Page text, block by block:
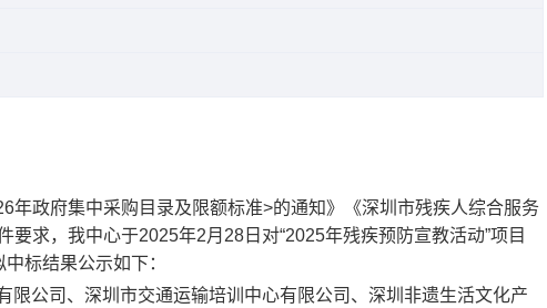
府集中采购目录及限额标准>的通知》《深圳市残疾人综合服务
求，我中心于2025年2月28日对“2025年残疾预防宣教活动”项目
标结果公示如下：
公司、深圳市交通运输培训中心有限公司、深圳非遗生活文化产